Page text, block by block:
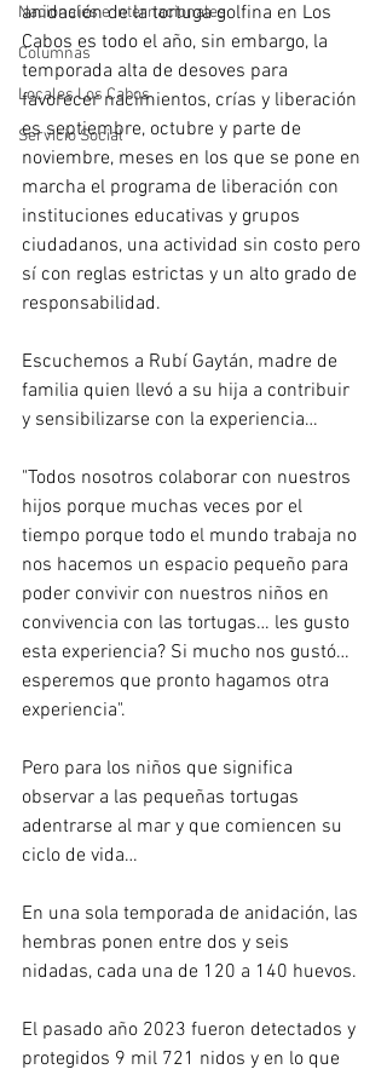
Nacionales e Internacionales
Columnas
Locales Los Cabos
Servicio Social
anidación de la tortuga golfina en Los
Cabos es todo el año, sin embargo, la
temporada alta de desoves para
favorecer nacimientos, crías y liberación
es septiembre, octubre y parte de
noviembre, meses en los que se pone en
marcha el programa de liberación con
instituciones educativas y grupos
ciudadanos, una actividad sin costo pero
sí con reglas estrictas y un alto grado de
responsabilidad.
Escuchemos a Rubí Gaytán, madre de
familia quien llevó a su hija a contribuir
y sensibilizarse con la experiencia…
"Todos nosotros colaborar con nuestros
hijos porque muchas veces por el
tiempo porque todo el mundo trabaja no
nos hacemos un espacio pequeño para
poder convivir con nuestros niños en
convivencia con las tortugas… les gusto
esta experiencia? Si mucho nos gustó…
esperemos que pronto hagamos otra
experiencia".
Pero para los niños que significa
observar a las pequeñas tortugas
adentrarse al mar y que comiencen su
ciclo de vida…
En una sola temporada de anidación, las
hembras ponen entre dos y seis
nidadas, cada una de 120 a 140 huevos.
El pasado año 2023 fueron detectados y
protegidos 9 mil 721 nidos y en lo que